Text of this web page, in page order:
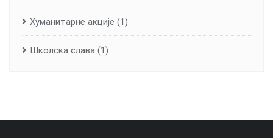
Хуманитарне акције (1)
Школска слава (1)